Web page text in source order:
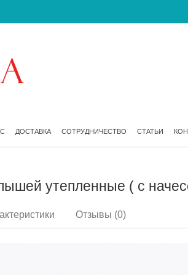
ДОСТАВКА СОТРУДНИЧЕСТВО СТАТЬИ
утепленные ( с
Отзывы (0)